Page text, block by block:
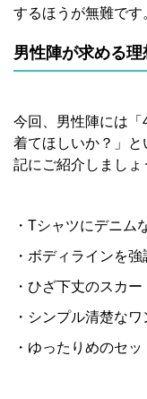
するほうが無難です
男性陣が求める理
今回、男性陣には
着てほしいか？」
記にご紹介しましょ
・Tシャツにデニム
・ボディラインを
・ひざ下丈のスカー
・シンプル清楚なワ
・ゆったりめのセ